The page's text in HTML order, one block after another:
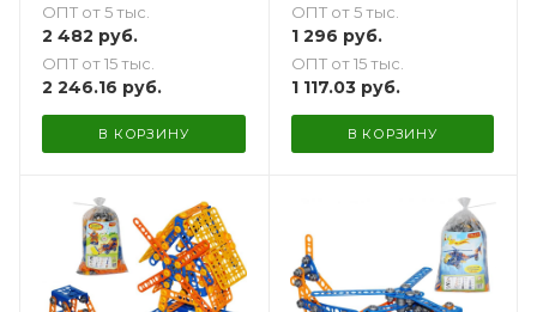
контейнере
ОПТ от 5 тыс.
2 482 руб.
ОПТ от 15 тыс.
2 246.16 руб.
В КОРЗИНУ
ОПТ от 5 тыс.
1 296 руб.
ОПТ от 15 тыс.
1 117.03руб.
В КОРЗИНУ